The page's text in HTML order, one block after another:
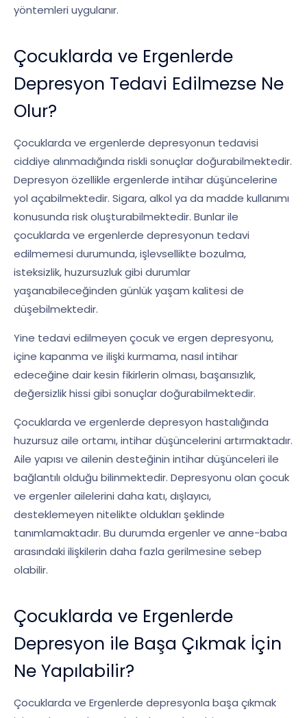
yöntemleri uygulanır.
Çocuklarda ve Ergenlerde
Depresyon Tedavi Edilmezse Ne
Olur?
Çocuklarda ve ergenlerde depresyonun tedavisi
ciddiye alınmadığında riskli sonuçlar doğurabilmektedir.
Depresyon özellikle ergenlerde intihar düşüncelerine
yol açabilmektedir. Sigara, alkol ya da madde kullanımı
konusunda risk oluşturabilmektedir. Bunlar ile
çocuklarda ve ergenlerde depresyonun tedavi
edilmemesi durumunda, işlevsellikte bozulma,
isteksizlik, huzursuzluk gibi durumlar
yaşanabileceğinden günlük yaşam kalitesi de
düşebilmektedir.
Yine tedavi edilmeyen çocuk ve ergen depresyonu,
içine kapanma ve ilişki kurmama, nasıl intihar
edeceğine dair kesin fikirlerin olması, başarısızlık,
değersizlik hissi gibi sonuçlar doğurabilmektedir.
Çocuklarda ve ergenlerde depresyon hastalığında
huzursuz aile ortamı, intihar düşüncelerini artırmaktadır.
Aile yapısı ve ailenin desteğinin intihar düşünceleri ile
bağlantılı olduğu bilinmektedir. Depresyonu olan çocuk
ve ergenler ailelerini daha katı, dışlayıcı,
desteklemeyen nitelikte oldukları şeklinde
tanımlamaktadır. Bu durumda ergenler ve anne-baba
arasındaki ilişkilerin daha fazla gerilmesine sebep
olabilir.
Çocuklarda ve Ergenlerde
Depresyon ile Başa Çıkmak İçin
Ne Yapılabilir?
Çocuklarda ve Ergenlerde depresyonla başa çıkmak